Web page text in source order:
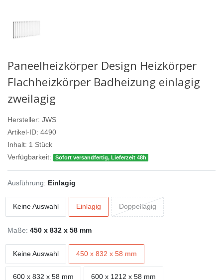
Paneelheizkörper Design Heizkörper
Flachheizkörper Badheizung einlagig
zweilagig
Hersteller: JWS
Artikel-ID: 4490
Inhalt: 1 Stück
Verfügbarkeit:
Sofort versandfertig, Lieferzeit 48h
Ausführung: Einlagig
Keine Auswahl Einlagig Doppellagig
Maße: 450 x 832 x 58 mm
Keine Auswahl 450 x 832 x 58 mm
600 x 832 x 58 mm 600 x 1212 x 58 mm